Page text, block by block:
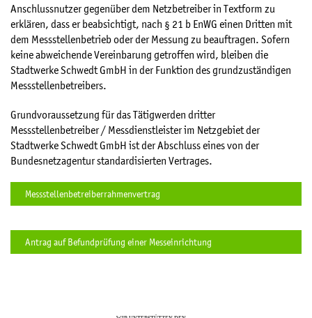
Anschlussnutzer gegenüber dem Netzbetreiber in Textform zu
erklären, dass er beabsichtigt, nach § 21 b EnWG einen Dritten mit
dem Messstellenbetrieb oder der Messung zu beauftragen. Sofern
keine abweichende Vereinbarung getroffen wird, bleiben die
Stadtwerke Schwedt GmbH in der Funktion des grundzuständigen
Messstellenbetreibers.
Grundvoraussetzung für das Tätigwerden dritter
Messstellenbetreiber / Messdienstleister im Netzgebiet der
Stadtwerke Schwedt GmbH ist der Abschluss eines von der
Bundesnetzagentur standardisierten Vertrages.
Messstellenbetreiberrahmenvertrag
Antrag auf Befundprüfung einer Messeinrichtung